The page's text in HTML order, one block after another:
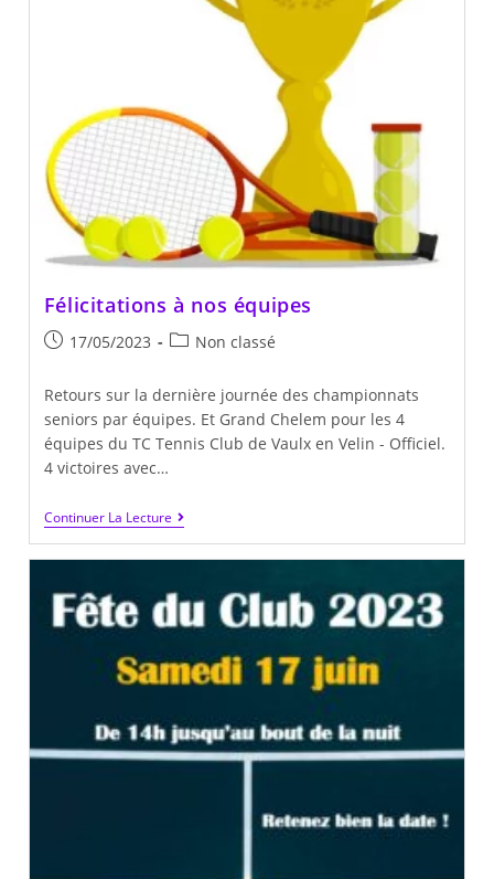
Félicitations à nos équipes
Publication
17/05/2023
PostNon classé
Retours sur la dernière journée des championnats
seniors par équipes. Et Grand Chelem pour les 4
équipes du TC Tennis Club de Vaulx en Velin - Officiel.
4 victoires avec…
Continuer La LectureFélicitations
À